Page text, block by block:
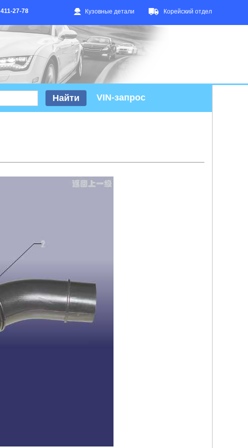
Кузовные детали Корейский отдел
411-27-78
VIN-запрос